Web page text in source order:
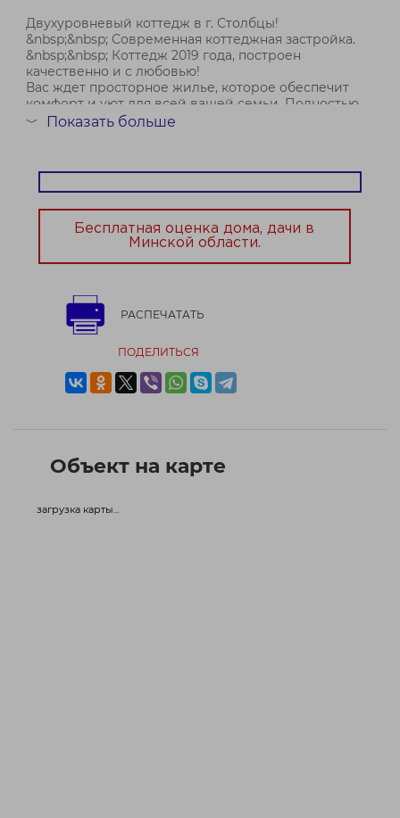
Двухуровневый коттедж в г. Столбцы!
&nbsp;&nbsp; Современная коттеджная застройка.
&nbsp;&nbsp; Коттедж 2019 года, построен
качественно и с любовью!
Вас ждет просторное жилье, которое обеспечит
комфорт и уют для всей вашей семьи. Полностью
готов к проживанию.&nbsp;&nbsp;
﹀ Показать больше
Бесплатная оценка дома, дачи в
Минской области.
РАСПЕЧАТАТЬ
ПОДЕЛИТЬСЯ
Объект на карте
загрузка карты...